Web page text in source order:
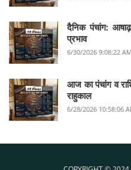
दैनिक पंचांग: आषाढ़
प्रभाव
6/30/2026 9:08:22 AM
आज का पंचांग व
राहुकाल
6/28/2026 10:58:06